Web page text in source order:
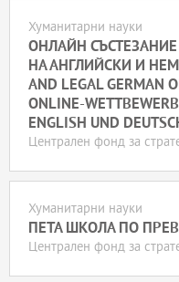
Хуманитарни науки
ОНЛАЙН
НА АНГЛИЙСКИ И
AND LEGAL GERMAN
ONLINE-
ENGLISH UND
Централен фонд за
Хуманитарни науки
ПЕТА ШКОЛА ПО
Централен фонд за